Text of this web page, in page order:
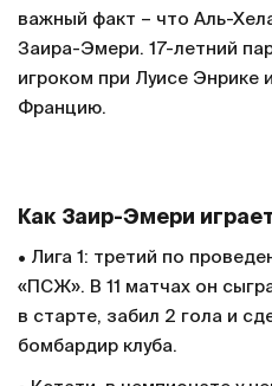
важный факт – что Аль-
Заира-Эмери. 17-летний
игроком при Луисе Энрике
Францию.
Как Заир-Эмери
• Лига 1: третий по
«ПСЖ». В 11 матчах он
в старте, забил 2 гола и
бомбардир клуба.